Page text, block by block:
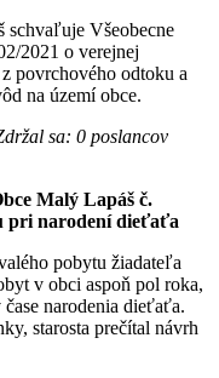
schvaľuje Všeobecne
2021 o verejnej
povrchového odtoku a
na území obce.
sa: 0 poslancov
Malý Lapáš č.
pri narodení dieťaťa
pobytu žiadateľa
v obci aspoň pol roka,
narodenia dieťaťa.
starosta prečítal návrh